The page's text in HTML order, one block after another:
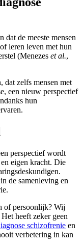
dat de meeste mensen
leren leven met hun
(Menezes et al.,
dat zelfs mensen met
een nieuw perspectief
hun
perspectief wordt
eigen kracht. Die
de samenleving en
of persoonlijk? Wij
heeft zeker geen
schizofrenie en
verbetering in kan